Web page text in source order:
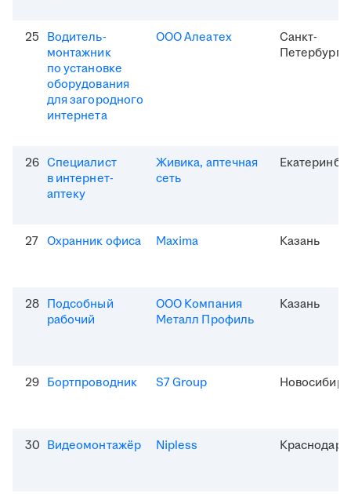
25 Водитель-
монтажник
по установке
оборудования
для загородного
интернета
ООО Алеатех
Санкт-
Петербург
26 Специалист
в интернет-
аптеку
Живика, аптечная
сеть
27 Охранник офиса Maxima Казань
28 Подсобный
рабочий
ООО Компания
Металл Профиль
Казань
29 Бортпроводник S7 Group
30 Видеомонтажёр Nipless Краснодар